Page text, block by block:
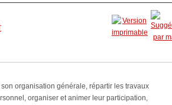
organisation générale, répartir les travaux
organiser et animer leur participation,